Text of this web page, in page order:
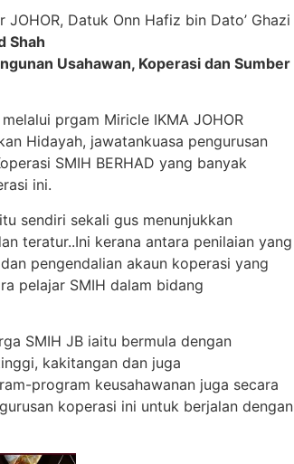
Datuk Onn Hafiz bin Dato’ Ghazi
Shah
Usahawan, Koperasi dan Sumber
prgam Miricle IKMA JOHOR
Hidayah, jawatankuasa pengurusan
SMIH BERHAD yang banyak
ini.
sendiri sekali gus menunjukkan
teratur..Ini kerana antara penilaian yang
pengendalian akaun koperasi yang
pelajar SMIH dalam bidang
SMIH JB iaitu bermula dengan
kakitangan dan juga
program keusahawanan juga secara
koperasi ini untuk berjalan dengan